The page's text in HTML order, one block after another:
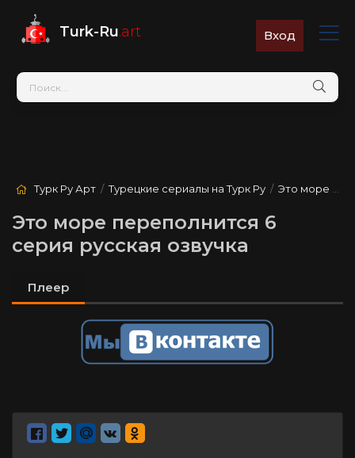
Turk-Ru.art Вход
Турк Ру Арт /Турецкие сериалы на Турк Ру / Это море переполнится
Это море переполнится 6
серия русская озвучка
Плеер